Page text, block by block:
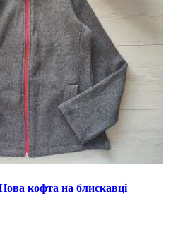
Нова кофта на блискавці